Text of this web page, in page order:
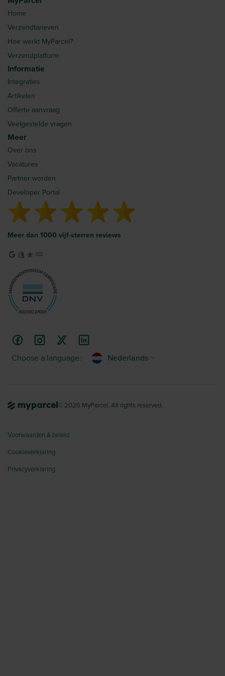
Home
Verzendtarieven
Hoe werkt MyParcel?
Verzendplatform
Informatie
Integraties
Artikelen
Offerte aanvraag
Veelgestelde vragen
Meer
Over ons
Vacatures
Partner worden
Developer Portal
Meer dan 1000 vijf-sterren reviews
Choose a language: Nederlands
© 2026 MyParcel. All rights reserved.
Voorwaarden & beleid
Cookieverklaring
Privacyverklaring